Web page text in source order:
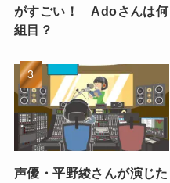
がすごい！ Adoさんは何
組目？
声優・平野綾さんが演じた